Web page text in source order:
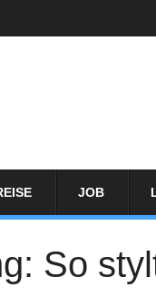
JOB
So